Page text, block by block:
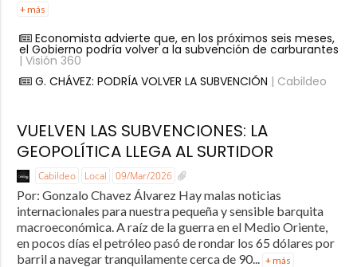
+ más
Economista advierte que, en los próximos seis meses,
el Gobierno podría volver a la subvención de carburantes
| Visión 360
G. CHÁVEZ: PODRÍA VOLVER LA SUBVENCIÓN | Cabildeo
VUELVEN LAS SUBVENCIONES: LA
GEOPOLÍTICA LLEGA AL SURTIDOR
Cabildeo Local 09/Mar/2026
Por: Gonzalo Chavez Álvarez Hay malas noticias
internacionales para nuestra pequeña y sensible barquita
macroeconómica. A raíz de la guerra en el Medio Oriente,
en pocos días el petróleo pasó de rondar los 65 dólares por
barril a navegar tranquilamente cerca de 90...
+ más